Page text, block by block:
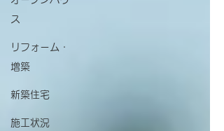
ス
リフォーム・
増築
新築住宅
施工状況